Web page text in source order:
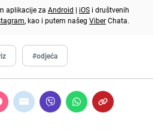
aplikacije za Android | iOS i društvenih
, kao i putem našeg ViberChata.
#odjeća